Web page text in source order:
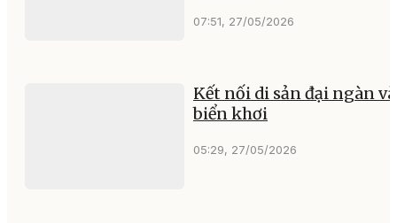
07:51, 27/05/2026
Kết nối di sản đại ngàn và
biển khơi
05:29, 27/05/2026